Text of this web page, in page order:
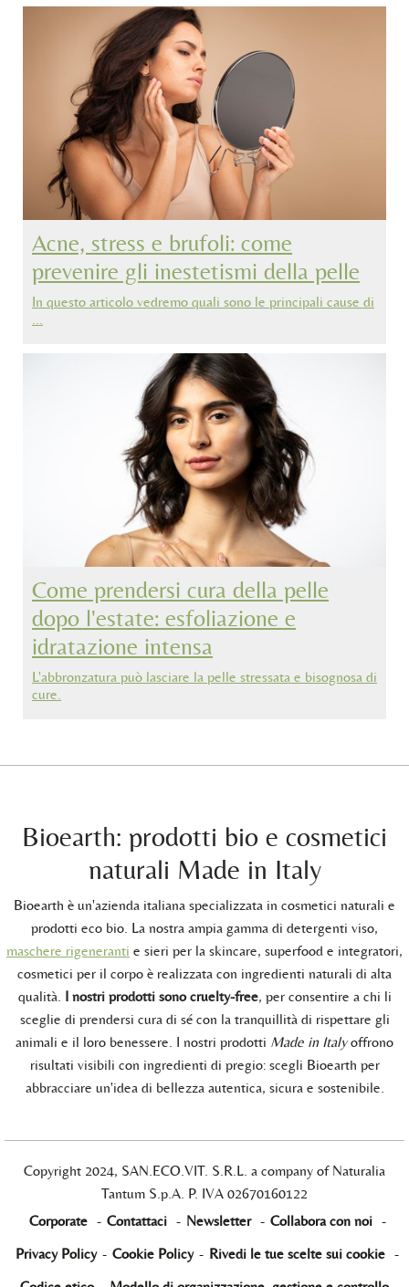
Acne, stress e brufoli: come
prevenire gli inestetismi della pelle
In questo articolo vedremo quali sono le principali cause di
…
Come prendersi cura della pelle
dopo l'estate: esfoliazione e
idratazione intensa
L'abbronzatura può lasciare la pelle stressata e bisognosa di
cure.
Bioearth: prodotti bio e cosmetici
naturali Made in Italy
Bioearth è un'azienda italiana specializzata in cosmetici naturali e
prodotti eco bio. La nostra ampia gamma di detergenti viso,
maschere rigeneranti e sieri per la skincare, superfood e integratori,
cosmetici per il corpo è realizzata con ingredienti naturali di alta
qualità. I nostri prodotti sono cruelty-free, per consentire a chi li
sceglie di prendersi cura di sé con la tranquillità di rispettare gli
animali e il loro benessere. I nostri prodotti Made in Italyoffrono
risultati visibili con ingredienti di pregio: scegli Bioearth per
abbracciare un'idea di bellezza autentica, sicura e sostenibile.
Copyright 2024, SAN.ECO.VIT. S.R.L. a company of Naturalia
Tantum S.p.A. P. IVA 02670160122
Corporate - Contattaci - Newsletter - Collabora con noi -
Privacy Policy - Cookie Policy - Rivedi le tue scelte sui cookie -